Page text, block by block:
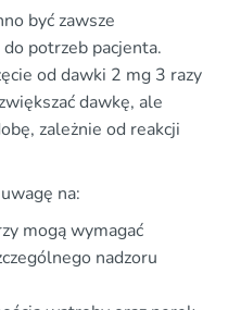
być zawsze
potrzeb pacjenta.
od dawki 2 mg 3 razy
dawkę, ale
zależnie od reakcji
na:
mogą wymagać
nadzoru